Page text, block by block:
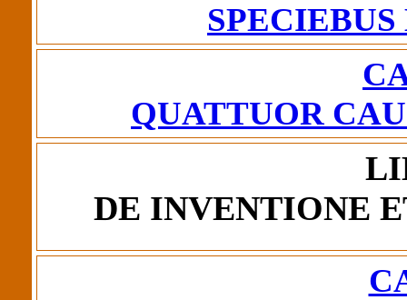
QUATTUOR
DE INVENTIONE